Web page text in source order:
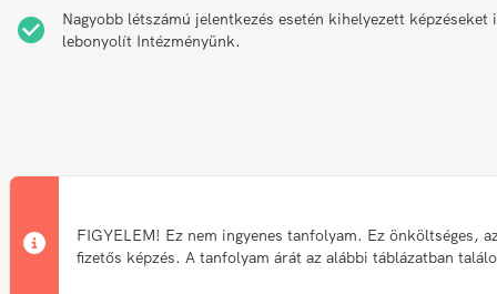
Nagyobb létszámú jelentkezés esetén kihelyezett képzéseket
lebonyolít Intézményünk.
FIGYELEM! Ez nem ingyenes tanfolyam. Ez önköltséges,
fizetős képzés. A tanfolyam árát az alábbi táblázatban